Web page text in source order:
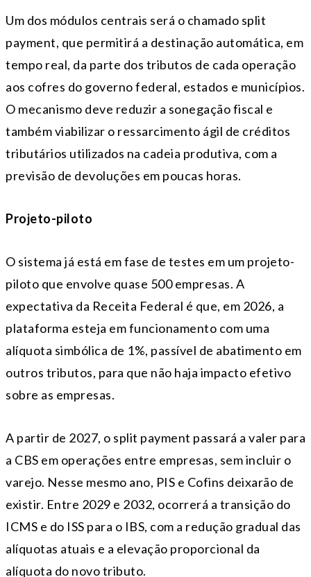
Um dos módulos centrais será o chamado split
payment, que permitirá a destinação automática, em
tempo real, da parte dos tributos de cada operação
aos cofres do governo federal, estados e municípios.
O mecanismo deve reduzir a sonegação fiscal e
também viabilizar o ressarcimento ágil de créditos
tributários utilizados na cadeia produtiva, com a
previsão de devoluções em poucas horas.
Projeto-piloto
O sistema já está em fase de testes em um projeto-
piloto que envolve quase 500 empresas. A
expectativa da Receita Federal é que, em 2026, a
plataforma esteja em funcionamento com uma
alíquota simbólica de 1%, passível de abatimento em
outros tributos, para que não haja impacto efetivo
sobre as empresas.
A partir de 2027, o split payment passará a valer para
a CBS em operações entre empresas, sem incluir o
varejo. Nesse mesmo ano, PIS e Cofins deixarão de
existir. Entre 2029 e 2032, ocorrerá a transição do
ICMS e do ISS para o IBS, com a redução gradual das
alíquotas atuais e a elevação proporcional da
alíquota do novo tributo.